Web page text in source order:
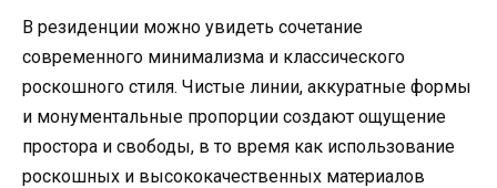
В резиденции можно увидеть сочетание
современного минимализма и классического
роскошного стиля. Чистые линии, аккуратные формы
и монументальные пропорции создают ощущение
простора и свободы, в то время как использование
роскошных и высококачественных материалов